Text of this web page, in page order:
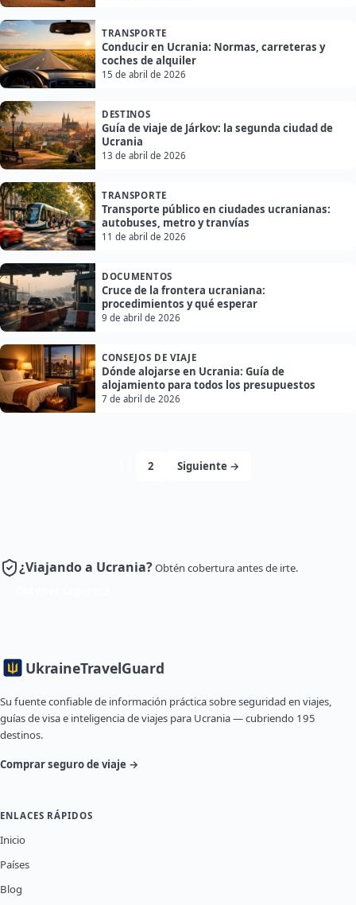
TRANSPORTE
Conducir en Ucrania: Normas, carreteras y
coches de alquiler
15 de abril de 2026
DESTINOS
Guía de viaje de Járkov: la segunda ciudad de
Ucrania
13 de abril de 2026
TRANSPORTE
Transporte público en ciudades ucranianas:
autobuses, metro y tranvías
11 de abril de 2026
DOCUMENTOS
Cruce de la frontera ucraniana:
procedimientos y qué esperar
9 de abril de 2026
CONSEJOS DE VIAJE
Dónde alojarse en Ucrania: Guía de
alojamiento para todos los presupuestos
7 de abril de 2026
2 Siguiente →
¿Viajando a Ucrania?Obtén cobertura antes de irte.
UkraineTravelGuard
Su fuente confiable de información práctica sobre seguridad en viajes,
guías de visa e inteligencia de viajes para Ucrania — cubriendo 195
destinos.
Comprar seguro de viaje →
ENLACES RÁPIDOS
Inicio
Países
Blog